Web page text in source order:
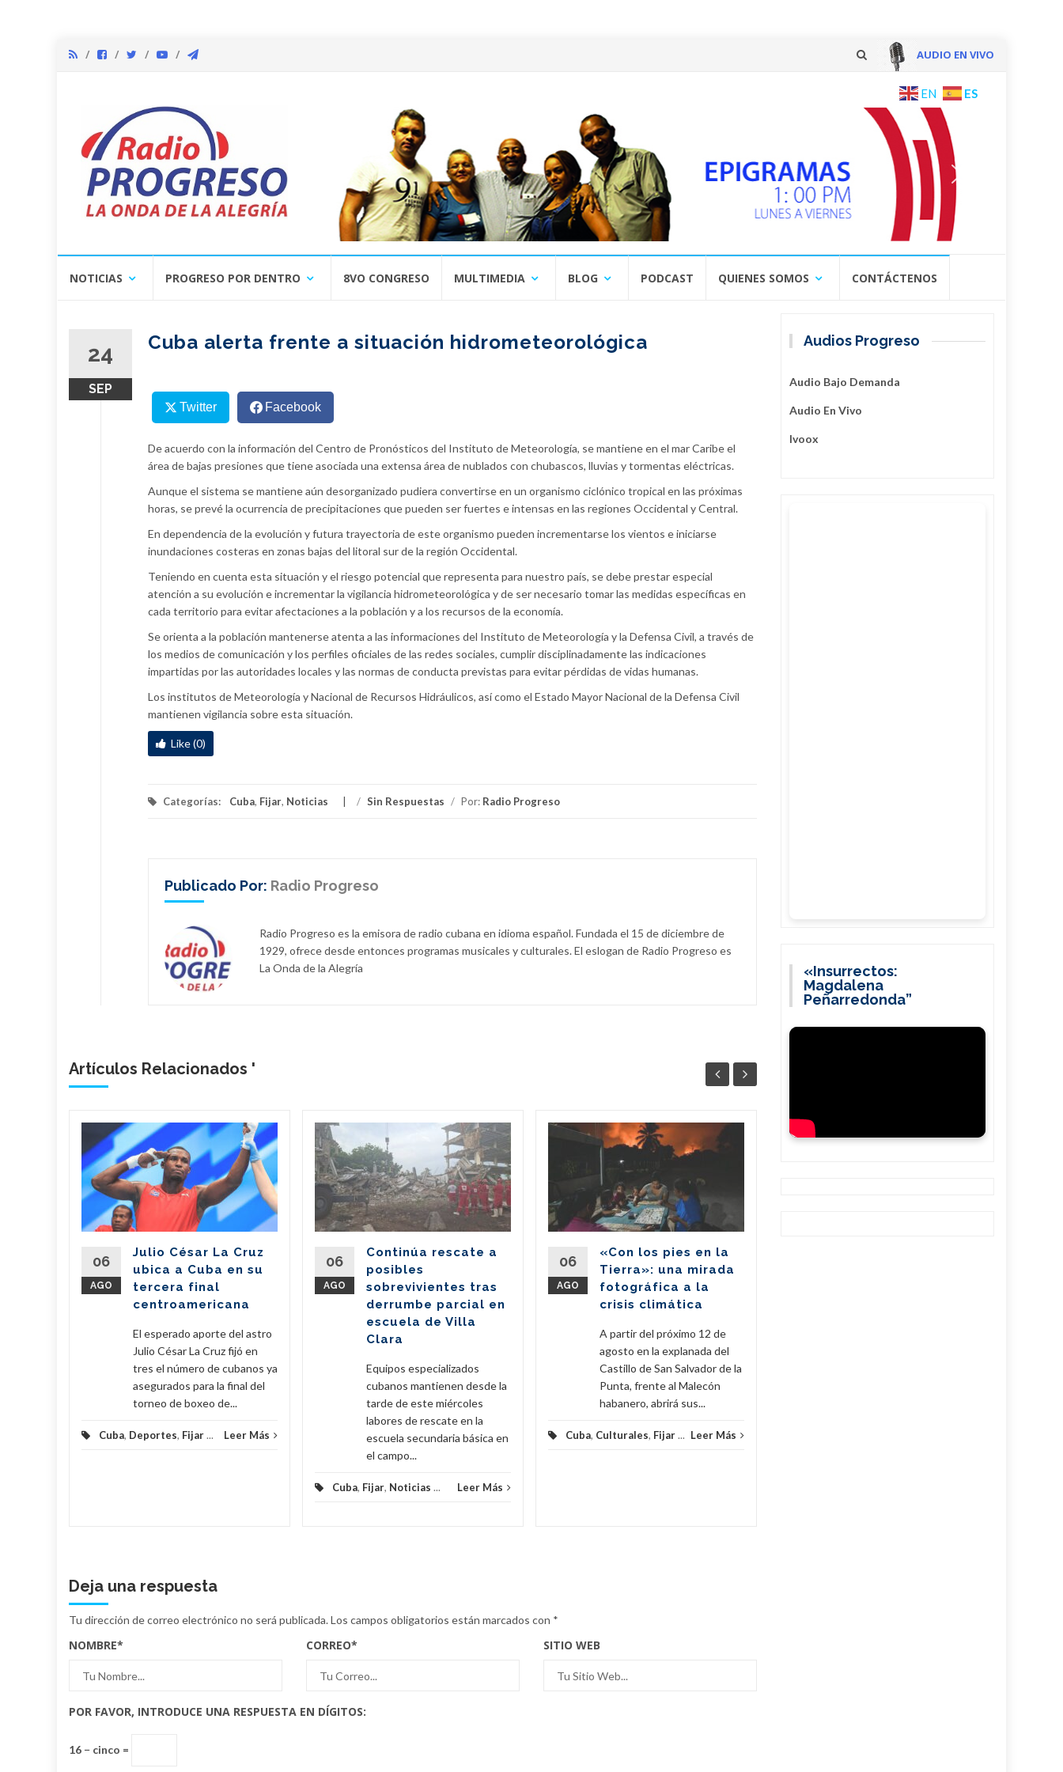
AUDIO EN VIVO
content
EN ES
NOTICIAS PROGRESO POR DENTRO 8VO CONGRESO MULTIMEDIA BLOG PODCAST QUIENES SOMOS CONTÁCTENOS
24
SEP
Cuba alerta frente a situación hidrometeorológica
Twitter Facebook
De acuerdo con la información del Centro de Pronósticos del Instituto de Meteorología, se mantiene en el mar Caribe el
área de bajas presiones que tiene asociada una extensa área de nublados con chubascos, lluvias y tormentas eléctricas.
Aunque el sistema se mantiene aún desorganizado pudiera convertirse en un organismo ciclónico tropical en las próximas
horas, se prevé la ocurrencia de precipitaciones que pueden ser fuertes e intensas en las regiones Occidental y Central.
En dependencia de la evolución y futura trayectoria de este organismo pueden incrementarse los vientos e iniciarse
inundaciones costeras en zonas bajas del litoral sur de la región Occidental.
Teniendo en cuenta esta situación y el riesgo potencial que representa para nuestro país, se debe prestar especial
atención a su evolución e incrementar la vigilancia hidrometeorológica y de ser necesario tomar las medidas específicas en
cada territorio para evitar afectaciones a la población y a los recursos de la economía.
Se orienta a la población mantenerse atenta a las informaciones del Instituto de Meteorología y la Defensa Civil, a través de
los medios de comunicación y los perfiles oficiales de las redes sociales, cumplir disciplinadamente las indicaciones
impartidas por las autoridades locales y las normas de conducta previstas para evitar pérdidas de vidas humanas.
Los institutos de Meteorología y Nacional de Recursos Hidráulicos, así como el Estado Mayor Nacional de la Defensa Civil
mantienen vigilancia sobre esta situación.
Like (0)
Categorías: Cuba, Fijar, Noticias / Sin Respuestas / Por: Radio Progreso
Publicado Por: Radio Progreso
Radio Progreso es la emisora de radio cubana en idioma español. Fundada el 15 de diciembre de
1929, ofrece desde entonces programas musicales y culturales. El eslogan de Radio Progreso es
La Onda de la Alegría
Artículos Relacionados '
06
AGO
Julio César La Cruz
ubica a Cuba en su
tercera final
centroamericana
El esperado aporte del astro
Julio César La Cruz fijó en
tres el número de cubanos ya
asegurados para la final del
torneo de boxeo de...
Cuba, Deportes, Fijar... Leer Más
06
AGO
Continúa rescate a
posibles
sobrevivientes tras
derrumbe parcial en
escuela de Villa
Clara
Equipos especializados
cubanos mantienen desde la
tarde de este miércoles
labores de rescate en la
escuela secundaria básica en
el campo...
Cuba, Fijar, Noticias ... Leer Más
06
AGO
«Con los pies en la
Tierra»: una mirada
fotográfica a la
crisis climática
A partir del próximo 12 de
agosto en la explanada del
Castillo de San Salvador de la
Punta, frente al Malecón
habanero, abrirá sus...
Cuba, Culturales, Fijar... Leer Más
Unión Eléctrica
Deja una respuesta
Tu dirección de correo electrónico no será publicada.Los campos obligatorios están marcados con *
NOMBRE* CORREO* SITIO WEB
POR FAVOR, INTRODUCE UNA RESPUESTA EN DÍGITOS:
16 − cinco =
Audios Progreso
Audio Bajo Demanda
Audio En Vivo
Ivoox
«Insurrectos:
Magdalena
Peñarredonda”